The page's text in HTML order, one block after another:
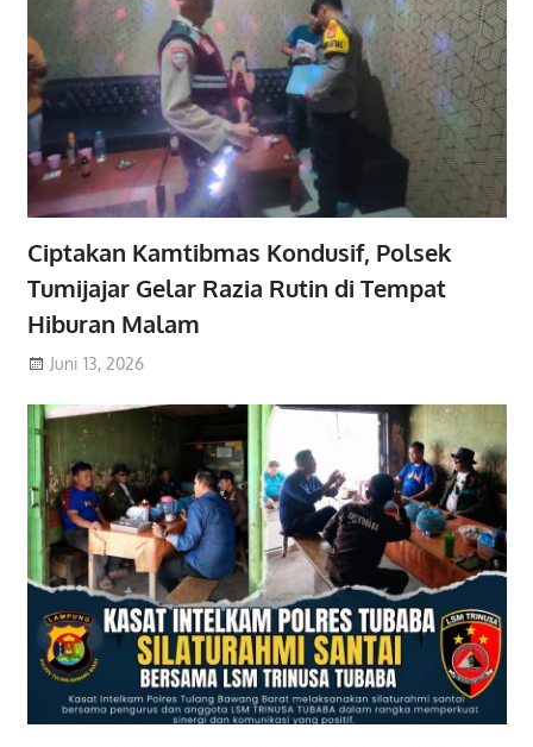
Ciptakan Kamtibmas Kondusif, Polsek
Tumijajar Gelar Razia Rutin di Tempat
Hiburan Malam
Juni 13, 2026